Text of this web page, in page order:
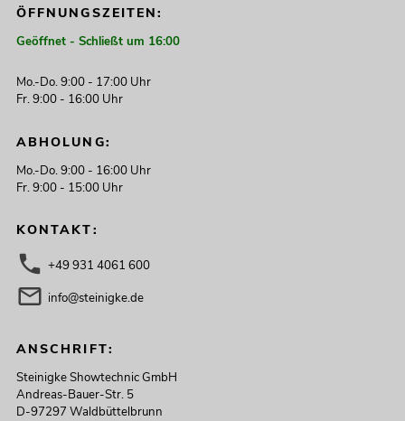
ÖFFNUNGSZEITEN:
Geöffnet - Schließt um 16:00
Mo.-Do. 9:00 - 17:00 Uhr
Fr. 9:00 - 16:00 Uhr
ABHOLUNG:
Mo.-Do. 9:00 - 16:00 Uhr
Fr. 9:00 - 15:00 Uhr
KONTAKT:
+49 931 4061 600
info@steinigke.de
ANSCHRIFT:
Steinigke Showtechnic GmbH
Andreas-Bauer-Str. 5
D-97297 Waldbüttelbrunn